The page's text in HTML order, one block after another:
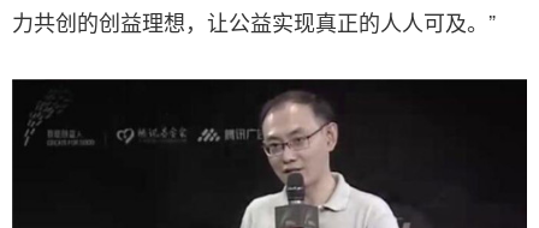
力共创的创益理想，让公益实现真正的人人可及。”